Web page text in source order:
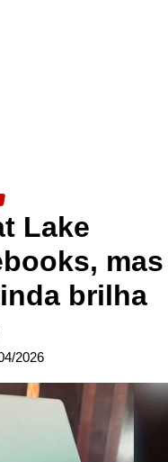
Lake
mas
brilha
2026